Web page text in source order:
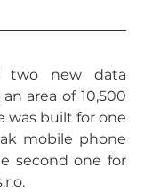
two new data
area of 10,500
was built for one
mobile phone
second one for